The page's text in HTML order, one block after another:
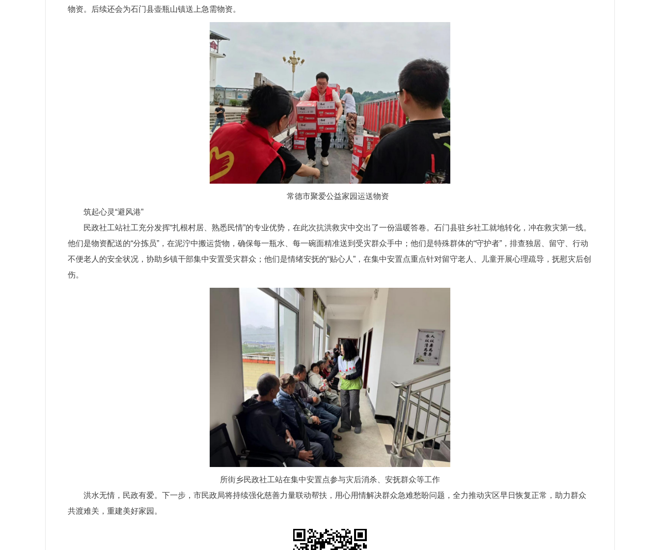
物资。后续还会为石门县壶瓶山镇送上急需物资。
常德市聚爱公益家园运送物资
筑起心灵“避风港”
民政社工站社工充分发挥“扎根村居、熟悉民情”的专业优势，在此次抗洪救灾中交出了一份温暖答卷。石门县驻乡社工就地转化，冲在救灾第一线。
他们是物资配送的“分拣员”，在泥泞中搬运货物，确保每一瓶水、每一碗面精准送到受灾群众手中；他们是特殊群体的“守护者”，排查独居、留守、行动
不便老人的安全状况，协助乡镇干部集中安置受灾群众；他们是情绪安抚的“贴心人”，在集中安置点重点针对留守老人、儿童开展心理疏导，抚慰灾后创
伤。
所街乡民政社工站在集中安置点参与灾后消杀、安抚群众等工作
洪水无情，民政有爱。下一步，市民政局将持续强化慈善力量联动帮扶，用心用情解决群众急难愁盼问题，全力推动灾区早日恢复正常，助力群众
共渡难关，重建美好家园。